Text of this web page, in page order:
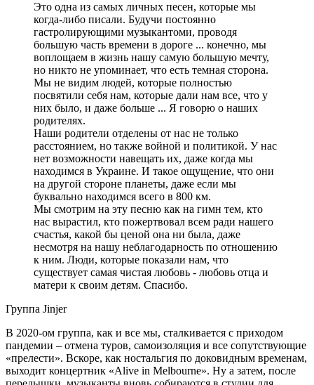
Это одна из самых личных песен, которые мы
когда-либо писали. Будучи постоянно
гастролирующими музыкантоми, проводя
большую часть времени в дороге ... конечно, мы
воплощаем в жизнь нашу самую большую мечту,
но никто не упоминает, что есть темная сторона.
Мы не видим людей, которые полностью
посвятили себя нам, которые дали нам все, что у
них было, и даже больше ... Я говорю о наших
родителях.
Наши родители отделены от нас не только
расстоянием, но также войной и политикой. У нас
нет возможности навещать их, даже когда мы
находимся в Украине. И такое ощущение, что они
на другой стороне планеты, даже если мы
буквально находимся всего в 800 км.
Мы смотрим на эту песню как на гимн тем, кто
нас вырастил, кто пожертвовал всем ради нашего
счастья, какой бы ценой она ни была, даже
несмотря на нашу неблагодарность по отношению
к ним. Люди, которые показали нам, что
существует самая чистая любовь - любовь отца и
матери к своим детям. Спасибо.
Группа Jinjer
В 2020-ом группа, как и все мы, сталкивается с приходом
пандемии – отмена туров, самоизоляция и все сопутствующие
«прелести». Вскоре, как ностальгия по доковидным временам,
выходит концертник «Alive in Melbourne». Ну а затем, после